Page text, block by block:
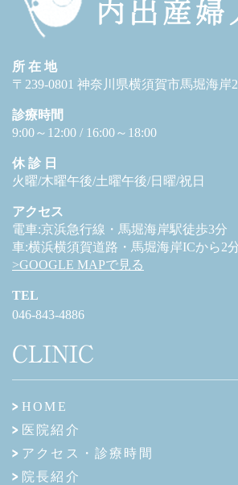
所 在 地
〒239-0801 神奈川県横須賀市馬堀海岸
診療時間
9:00～12:00 / 16:00～18:00
休 診 日
火曜/木曜午後/土曜午後/日曜/祝日
アクセス
電車:京浜急行線・馬堀海岸駅徒歩3分
車:横浜横須賀道路・馬堀海岸ICから2
>GOOGLE MAPで見る
TEL
046-843-4886
CLINIC
HOME
医院紹介
アクセス・診療時間
院長紹介